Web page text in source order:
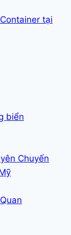
tại
biển
Chuyến